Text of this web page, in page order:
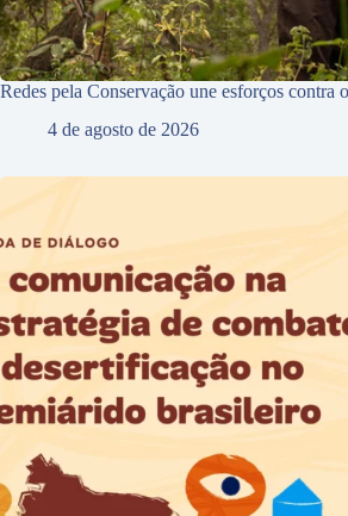
Redes pela Conservação une esforços contra
4 de agosto de 2026